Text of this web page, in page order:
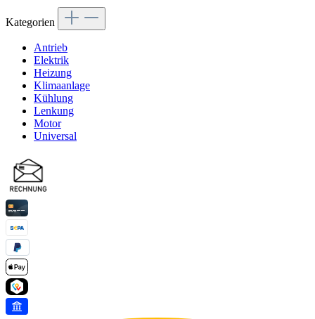
Kategorien
Antrieb
Elektrik
Heizung
Klimaanlage
Kühlung
Lenkung
Motor
Universal